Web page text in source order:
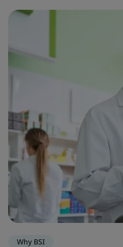
Why BSI